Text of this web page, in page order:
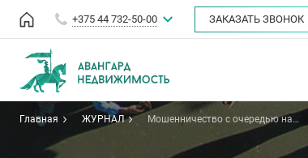
+375 44 732-50-00 ЗАКАЗАТЬ ЗВОНОК
Главная ЖУРНАЛ
Мошенничество с очередью на